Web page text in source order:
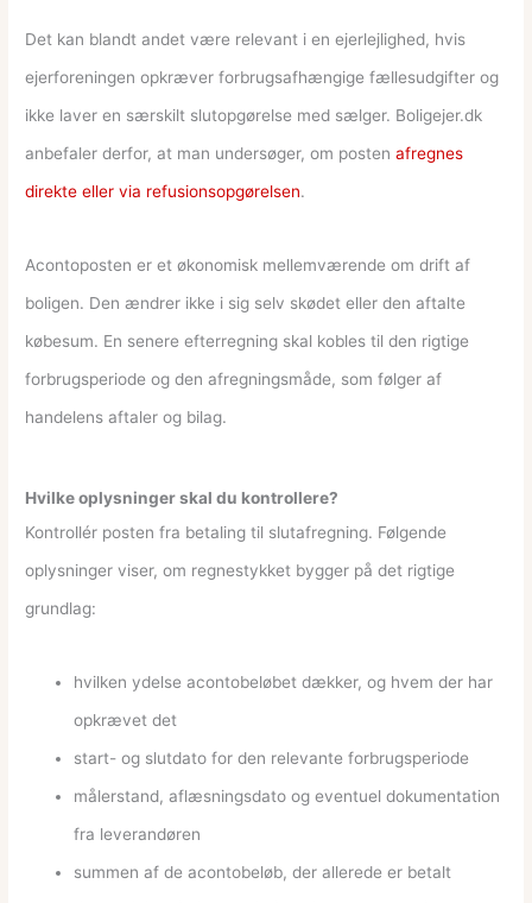
Det kan blandt andet være relevant i en ejerlejlighed, hvis
ejerforeningen opkræver forbrugsafhængige fællesudgifter og
ikke laver en særskilt slutopgørelse med sælger. Boligejer.dk
anbefaler derfor, at man undersøger, om postenafregnes
direkte eller via refusionsopgørelsen.
Acontoposten er et økonomisk mellemværende om drift af
boligen. Den ændrer ikke i sig selv skødet eller den aftalte
købesum. En senere efterregning skal kobles til den rigtige
forbrugsperiode og den afregningsmåde, som følger af
handelens aftaler og bilag.
Hvilke oplysninger skal du kontrollere?
Kontrollér posten fra betaling til slutafregning. Følgende
oplysninger viser, om regnestykket bygger på det rigtige
grundlag:
hvilken ydelse acontobeløbet dækker, og hvem der har
opkrævet det
start- og slutdato for den relevante forbrugsperiode
målerstand, aflæsningsdato og eventuel dokumentation
fra leverandøren
summen af de acontobeløb, der allerede er betalt